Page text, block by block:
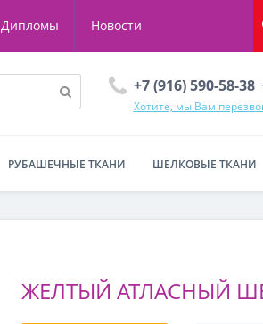
Дипломы Новости
+7 (916) 590-58-38
Хотите, мы Вам
РУБАШЕЧНЫЕ ТКАНИ ШЕЛКОВЫЕ ТКАНИ
ЖЕЛТЫЙ АТЛАСНЫЙ